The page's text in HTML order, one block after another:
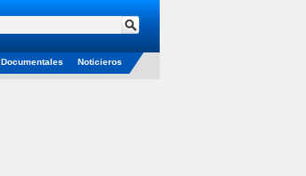
Documentales Noticieros